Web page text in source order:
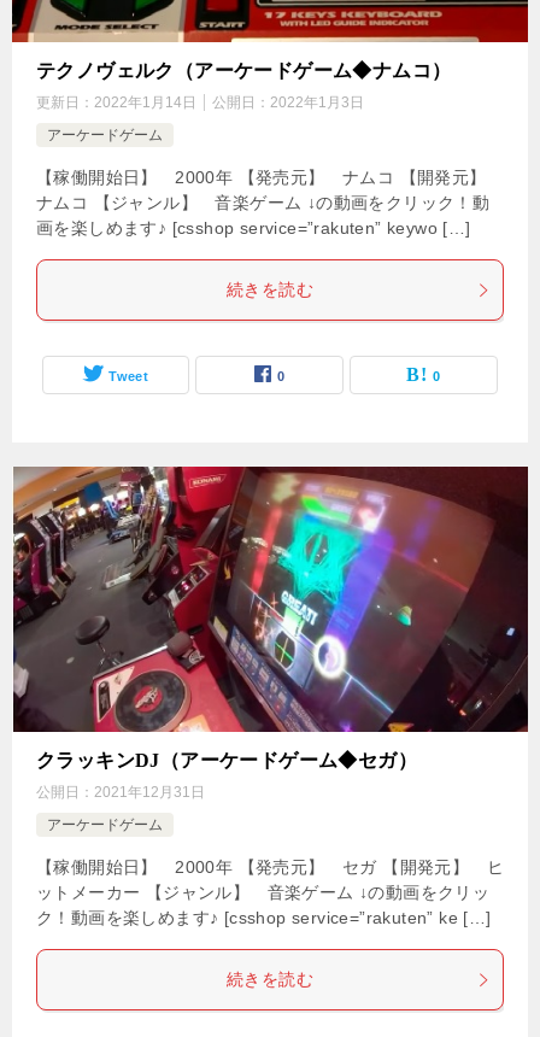
テクノヴェルク（アーケードゲーム◆ナムコ）
更新日： 2022年1月14日 公開日： 2022年1月3日
アーケードゲーム
【稼働開始日】 2000年 【発売元】 ナムコ 【開発元】
ナムコ 【ジャンル】 音楽ゲーム ↓の動画をクリック！動
画を楽しめます♪ [csshop service=”rakuten” keywo […]
続きを読む
Tweet 0 0
クラッキンDJ（アーケードゲーム◆セガ）
公開日： 2021年12月31日
アーケードゲーム
【稼働開始日】 2000年 【発売元】 セガ 【開発元】 ヒ
ットメーカー 【ジャンル】 音楽ゲーム ↓の動画をクリッ
ク！動画を楽しめます♪ [csshop service=”rakuten” ke […]
続きを読む